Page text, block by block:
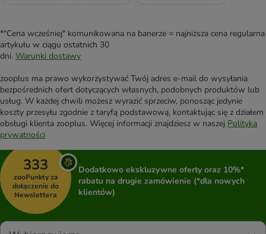
*"Cena wcześniej" komunikowana na banerze = najniższa cena regularna
artykułu w ciągu ostatnich 30
dni. Warunki dostawy
zooplus ma prawo wykorzystywać Twój adres e-mail do wysyłania
bezpośrednich ofert dotyczących własnych, podobnych produktów lub
usług. W każdej chwili możesz wyrazić sprzeciw, ponosząc jedynie
koszty przesyłu zgodnie z taryfą podstawową, kontaktując się z działem
obsługi klienta zooplus. Więcej informacji znajdziesz w naszej Polityka
prywatności
333
zooPunkty za
dołączenie do
Newslettera
Dodatkowo ekskluzywne oferty oraz 10%*
rabatu na drugie zamówienie (*dla nowych
klientów)